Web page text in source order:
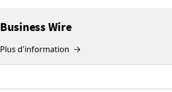
Business Wire
Plus d'information